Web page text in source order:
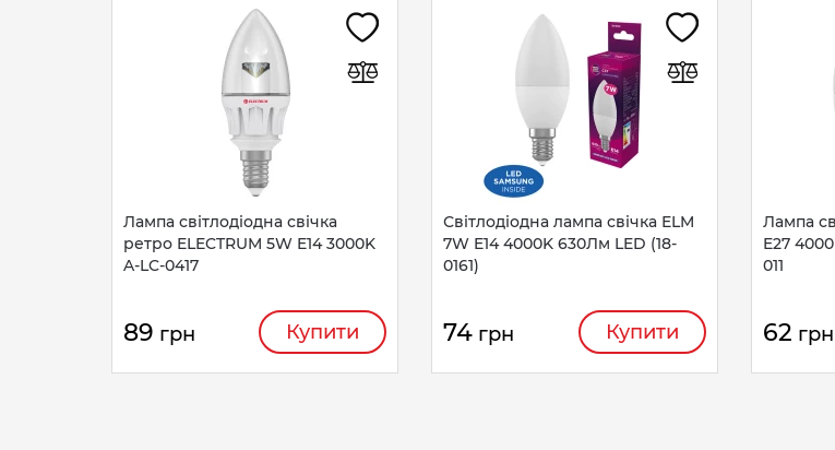
Лампа світлодіодна свічка
ретро ELECTRUM 5W E14 3000K
A-LC-0417
89 грн Купити
Світлодіодна лампа свічка ELM
7W E14 4000K 630Лм LED (18-
0161)
74 грн Купити
Лампа
E27
011
62 грн